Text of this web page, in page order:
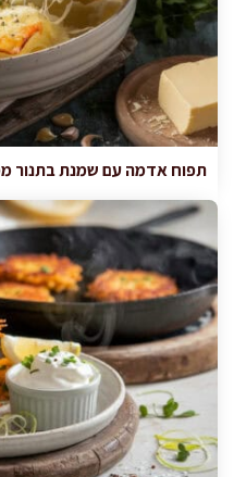
תפוח אדמה עם שמנת בתנור מפנק